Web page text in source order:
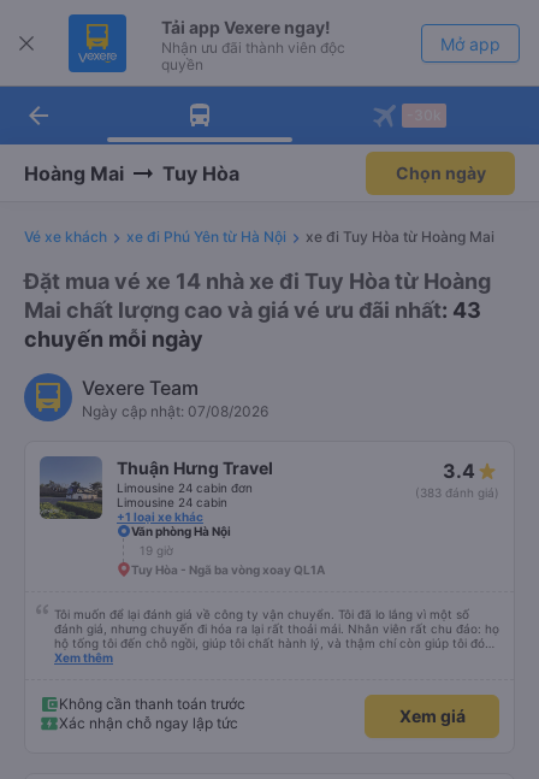
Tải app Vexere ngay!
Nhận ưu đãi thành viên độc
quyền
Mở app
Tải app Vexere
-30k/ghế khi đặt vé máy bay qua
Mở app
arrow_back
Hoàng Mai Tuy Hòa Chọn ngày
Vé xe khách xe đi Phú Yên từ Hà Nội xe đi Tuy Hòa từ Hoàng Mai
Đặt mua vé xe 14 nhà xe đi Tuy Hòa từ Hoàng
Mai chất lượng cao và giá vé ưu đãi nhất: 43
chuyến mỗi ngày
Vexere Team
Ngày cập nhật: 07/08/2026
Thuận Hưng Travel
Limousine 24 cabin đơn
Limousine 24 cabin
+1 loại xe khác
3.4
(383 đánh giá)
Văn phòng Hà Nội
19 giờ
Tuy Hòa - Ngã ba vòng xoay QL1A
Tôi muốn để lại đánh giá về công ty vận chuyển. Tôi đã lo lắng vì một số
đánh giá, nhưng chuyến đi hóa ra lại rất thoải mái. Nhân viên rất chu đáo: họ
hộ tống tôi đến chỗ ngồi, giúp tôi chất hành lý, và thậm chí còn giúp tôi đóng
gói giày. Điểm trừ duy nhất là xe buýt đến sớm hơn một tiếng so với giờ khởi
chọn công ty này.
Xem thêm
Không cần thanh toán trước
Xác nhận chỗ ngay lập tức
Xem giá